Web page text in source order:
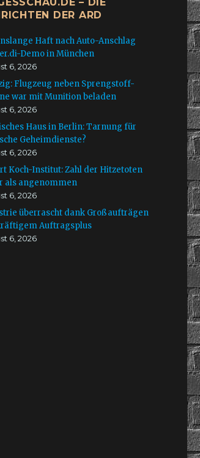
DER ARD
Haft nach Auto-Anschlag
Demo in München
6, 2026
Flugzeug neben Sprengstoff-
war mit Munition beladen
6, 2026
Haus in Berlin: Tarnung für
Geheimdienste?
6, 2026
Koch-Institut: Zahl der Hitzetoten
als angenommen
6, 2026
überrascht dank Großaufträgen
Auftragsplus
6, 2026